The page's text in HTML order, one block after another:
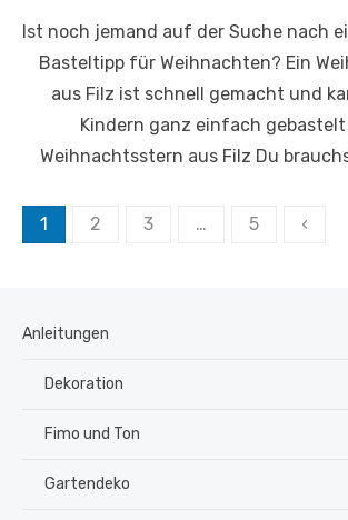
Ist noch jemand auf der Suche nach
Basteltipp für Weihnachten? Ein
aus Filz ist schnell gemacht und
Kindern ganz einfach
Weihnachtsstern aus Filz Du
Seitennummerierung
der
1 2 3 … 5 ‹
Anleitungen
Dekoration
Fimo und Ton
Gartendeko